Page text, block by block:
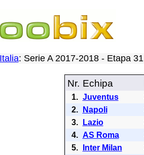
Italia: Serie A 2017-2018 - Etapa 31
Nr. Echipa
1. Juventus
2.
Napoli
3.
Lazio
4. AS Roma
5.
Inter Milan